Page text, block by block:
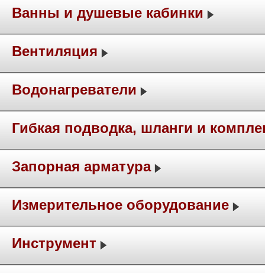
Ванны и душевые кабинки
Вентиляция
Водонагреватели
Гибкая подводка, шланги и
Запорная арматура
Измерительное оборудование
Инструмент